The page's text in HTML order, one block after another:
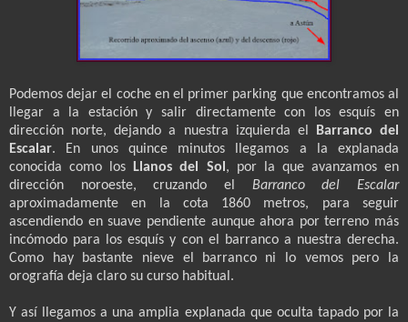
Podemos dejar el coche en el primer parking que encontramos al
llegar a la estación y salir directamente con los esquís en
dirección norte, dejando a nuestra izquierda el
Barranco del
Escalar. En unos quince minutos llegamos a la explanada
conocida como los
Llanos del Sol , por la que avanzamos en
dirección noroeste, cruzando el Barranco del Escalar
aproximadamente en la cota 1860 metros, para seguir
ascendiendo en suave pendiente aunque ahora por terreno más
incómodo para los esquís y con el barranco a nuestra derecha.
Como hay bastante nieve el barranco ni lo vemos pero la
orografía deja claro su curso habitual.
Y así llegamos a una amplia explanada que oculta tapado por la